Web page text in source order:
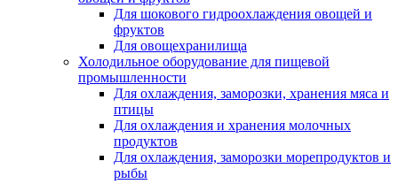
Для шокового гидроохлаждения овощей и
фруктов
Для овощехранилища
Холодильное оборудование для пищевой
промышленности
Для охлаждения, заморозки, хранения мяса и
птицы
Для охлаждения и хранения молочных
продуктов
Для охлаждения, заморозки морепродуктов и
рыбы